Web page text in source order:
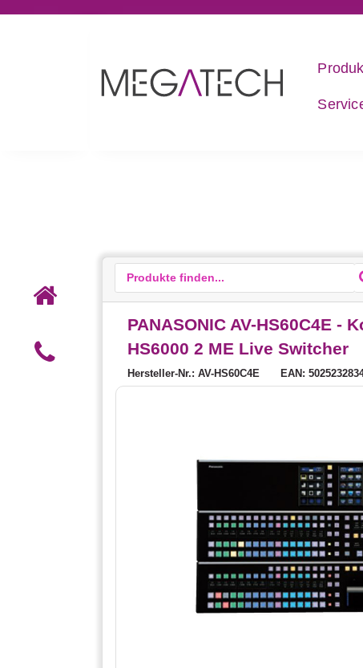
PANASONIC AV-HS60C4E
HS6000 2 ME Live Switcher
Hersteller-Nr.: AV-HS60C4E EAN: